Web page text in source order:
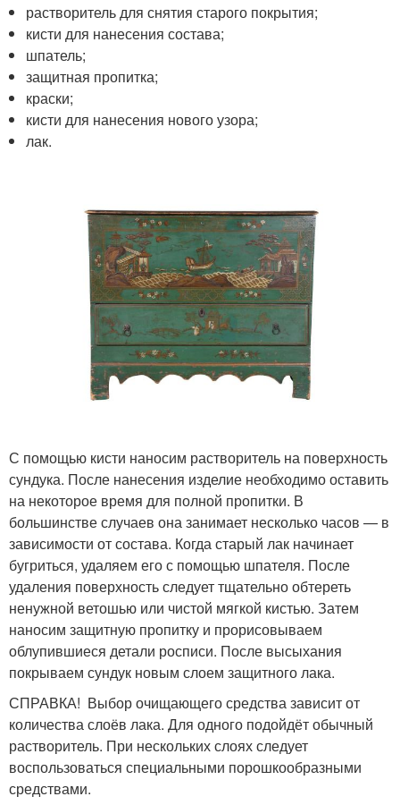
растворитель для снятия старого покрытия;
кисти для нанесения состава;
шпатель;
защитная пропитка;
краски;
кисти для нанесения нового узора;
лак.
С помощью кисти наносим растворитель на поверхность
сундука. После нанесения изделие необходимо оставить
на некоторое время для полной пропитки. В
большинстве случаев она занимает несколько часов — в
зависимости от состава. Когда старый лак начинает
бугриться, удаляем его с помощью шпателя. После
удаления поверхность следует тщательно обтереть
ненужной ветошью или чистой мягкой кистью. Затем
наносим защитную пропитку и прорисовываем
облупившиеся детали росписи. После высыхания
покрываем сундук новым слоем защитного лака.
СПРАВКА! Выбор очищающего средства зависит от
количества слоёв лака. Для одного подойдёт обычный
растворитель. При нескольких слоях следует
воспользоваться специальными порошкообразными
средствами.